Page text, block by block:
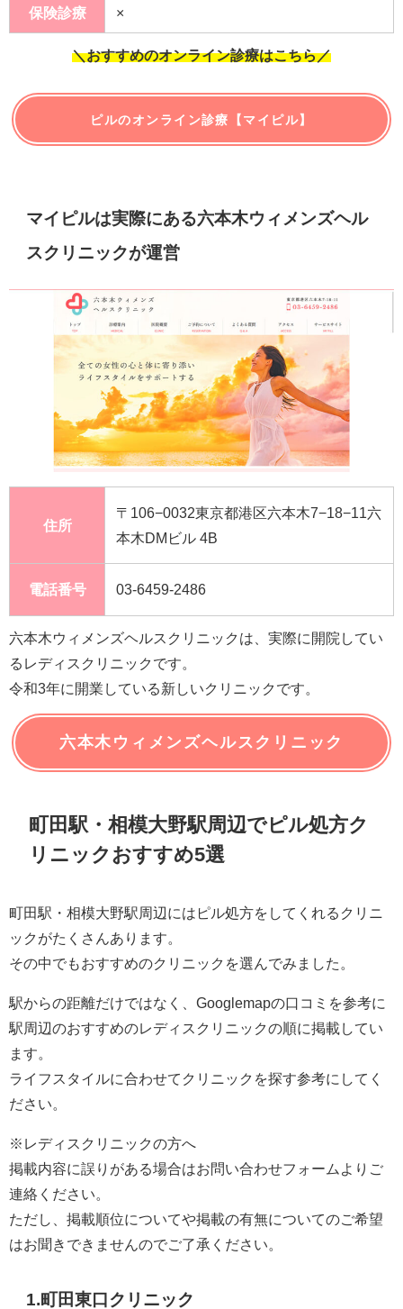
保険診療 ×
＼おすすめのオンライン診療はこちら／
ピルのオンライン診療【マイピル】
マイピルは実際にある六本木ウィメンズヘル
スクリニックが運営
住所
〒106−0032東京都港区六本木7−18−11六
本木DMビル 4B
電話番号 03-6459-2486
六本木ウィメンズヘルスクリニックは、実際に開院してい
るレディスクリニックです。
令和3年に開業している新しいクリニックです。
六本木ウィメンズヘルスクリニック
町田駅・相模大野駅周辺でピル処方ク
リニックおすすめ5選
町田駅・相模大野駅周辺にはピル処方をしてくれるクリニ
ックがたくさんあります。
その中でもおすすめのクリニックを選んでみました。
駅からの距離だけではなく、Googlemapの口コミを参考に
駅周辺のおすすめのレディスクリニックの順に掲載してい
ます。
ライフスタイルに合わせてクリニックを探す参考にしてく
ださい。
※レディスクリニックの方へ
掲載内容に誤りがある場合はお問い合わせフォームよりご
連絡ください。
ただし、掲載順位についてや掲載の有無についてのご希望
はお聞きできませんのでご了承ください。
1.町田東口クリニック